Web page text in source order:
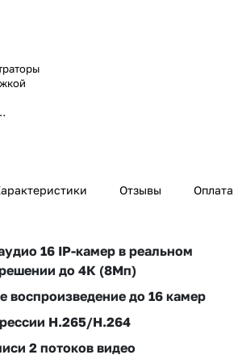
stand
Отзывы Оплата
16 IP-камер в реальном
до 4К (8Мп)
воспроизведение до 16 камер
H.265/H.264
2 потоков видео